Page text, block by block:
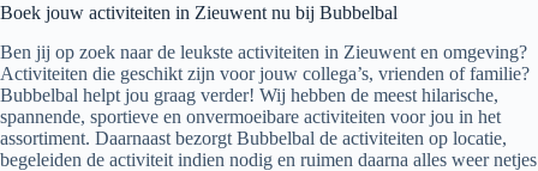
Boek jouw activiteiten in Zieuwent nu bij Bubbelbal
Ben jij op zoek naar de leukste activiteiten in Zieuwent en omgeving?
Activiteiten die geschikt zijn voor jouw collega’s, vrienden of familie?
Bubbelbal helpt jou graag verder! Wij hebben de meest hilarische,
spannende, sportieve en onvermoeibare activiteiten voor jou in het
assortiment. Daarnaast bezorgt Bubbelbal de activiteiten op locatie,
begeleiden de activiteit indien nodig en ruimen daarna alles weer netjes